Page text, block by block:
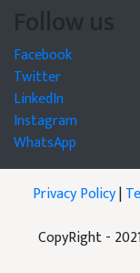
Follow us
Facebook
Twitter
LinkedIn
Instagram
WhatsApp
Privacy Policy|
CopyRight -